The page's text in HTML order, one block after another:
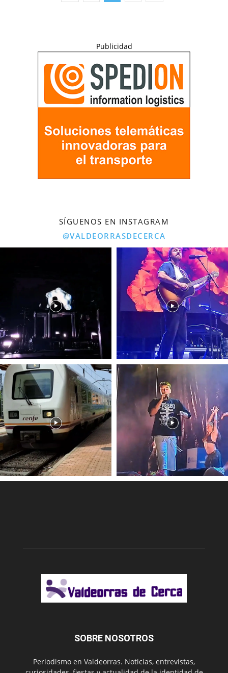
Publicidad
SÍGUENOS EN INSTAGRAM
@VALDEORRASDECERCA
SOBRE NOSOTROS
Periodismo en Valdeorras. Noticias, entrevistas,